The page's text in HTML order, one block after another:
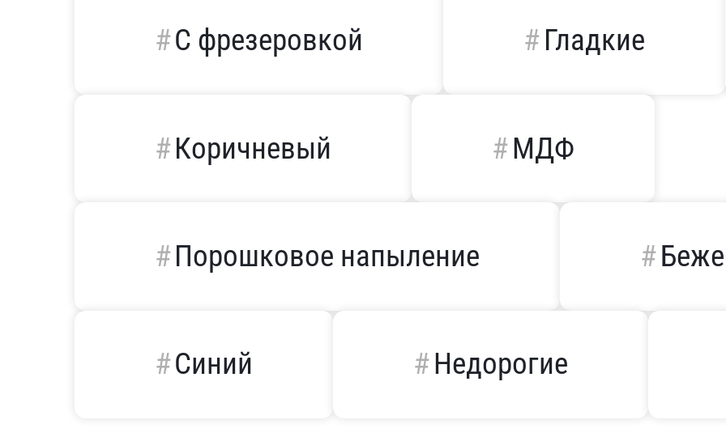
С фрезеровкой Гладкие
Коричневый МДФ
Порошковое напыление
Синий Недорогие